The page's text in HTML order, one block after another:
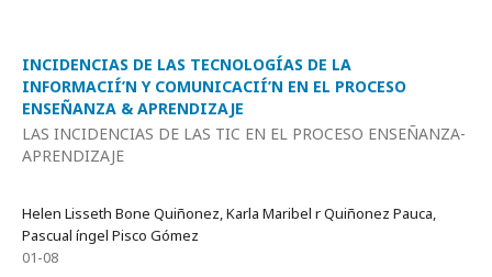
INCIDENCIAS DE LAS TECNOLOGÍAS DE LA
INFORMACIÍ’N Y COMUNICACIÍ’N EN EL PROCESO
ENSEÑANZA & APRENDIZAJE
LAS INCIDENCIAS DE LAS TIC EN EL PROCESO ENSEÑANZA-
APRENDIZAJE
Helen Lisseth Bone Quiñonez, Karla Maribel r Quiñonez Pauca,
Pascual íngel Pisco Gómez
01-08